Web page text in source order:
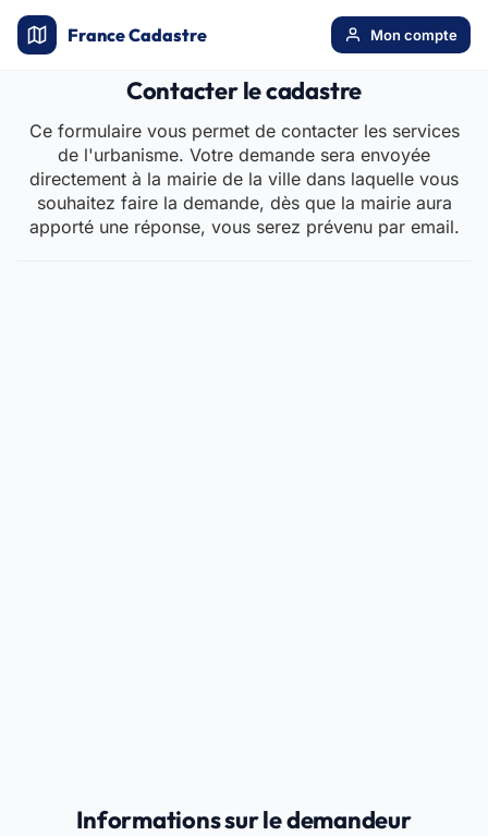
France Cadastre Mon compte
Contacter le cadastre
Ce formulaire vous permet de contacter les services
de l'urbanisme. Votre demande sera envoyée
directement à la mairie de la ville dans laquelle vous
souhaitez faire la demande, dès que la mairie aura
apporté une réponse, vous serez prévenu par email.
Informations sur le demandeur